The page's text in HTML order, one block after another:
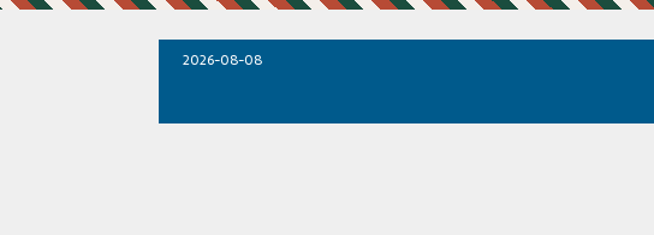
2026-08-08